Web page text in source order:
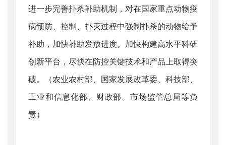
进一步完善扑杀补助机制，对在国家重点动物疫
病预防、控制、扑灭过程中强制扑杀的动物给予
补助，加快补助发放进度。加快构建高水平科研
创新平台，尽快在防控关键技术和产品上取得突
破。（农业农村部、国家发展改革委、科技部、
工业和信息化部、财政部、市场监管总局等负
责）